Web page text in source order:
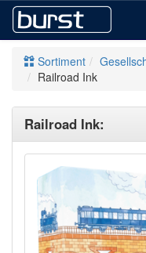
Sortiment
Railroad Ink
Railroad Ink: